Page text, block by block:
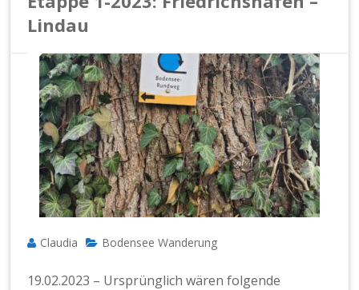
Lindau
Claudia Bodensee Wanderung
19.02.2023 – Ursprünglich wären folgende